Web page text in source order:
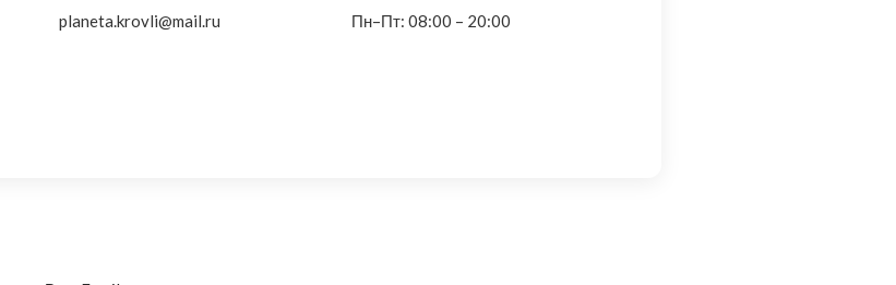
planeta.krovli@mail.ru Пн–Пт: 08:00 – 20:00